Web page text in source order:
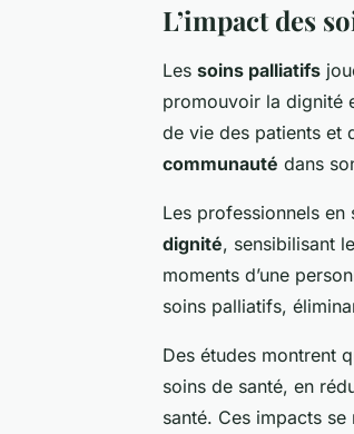
L’impact des
Les soins palliatifs
promouvoir la dignité
de vie des patients et
communauté dans
Les professionnels
dignité, sensibilisant
moments d’une
soins palliatifs,
Des études montrent
soins de santé, en
santé. Ces impacts